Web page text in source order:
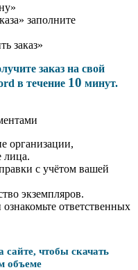
заполните
заказ»
заказ на свой
в течение 10 минут.
организации,
лица.
с учётом вашей
экземпляров.
ответственных
сайте, чтобы скачать
объеме